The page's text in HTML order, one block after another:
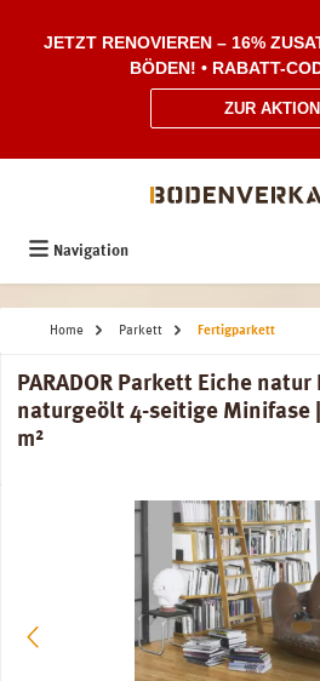
JETZT RENOVIEREN – 16%
BÖDEN! • RABATT-
ZUR AKTION
Navigation
Home Parkett Fertigparkett
PARADOR Parkett Eiche
naturgeölt 4-seitige Minifase
m²
Bildergalerie überspringen